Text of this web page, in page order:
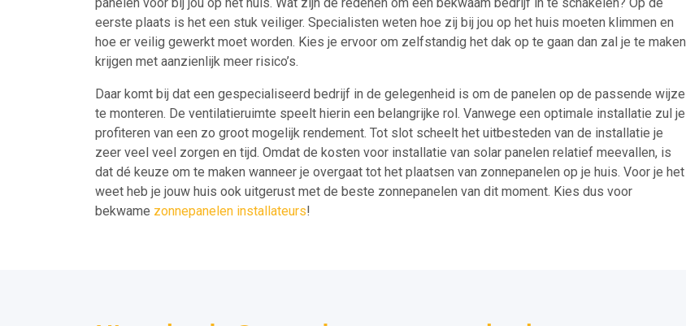
eerste plaats is het een stuk veiliger. Specialisten weten hoe zij bij jou op het huis moeten klimmen en
hoe er veilig gewerkt moet worden. Kies je ervoor om zelfstandig het dak op te gaan dan zal je te maken
krijgen met aanzienlijk meer risico’s.
Daar komt bij dat een gespecialiseerd bedrijf in de gelegenheid is om de panelen op de passende wijze
te monteren. De ventilatieruimte speelt hierin een belangrijke rol. Vanwege een optimale installatie zul je
profiteren van een zo groot mogelijk rendement. Tot slot scheelt het uitbesteden van de installatie je
zeer veel veel zorgen en tijd. Omdat de kosten voor installatie van solar panelen relatief meevallen, is
dat dé keuze om te maken wanneer je overgaat tot het plaatsen van zonnepanelen op je huis. Voor je het
weet heb je jouw huis ook uitgerust met de beste zonnepanelen van dit moment. Kies dus voor
bekwame zonnepanelen installateurs!